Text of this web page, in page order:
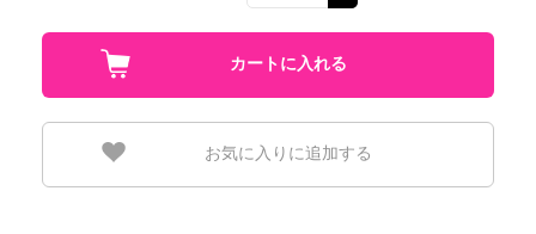
お気に入りに追加する